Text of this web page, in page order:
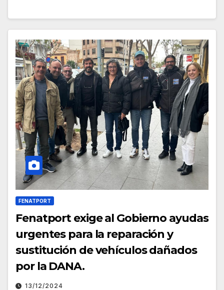
FENATPORT
Fenatport exige al Gobierno ayudas
urgentes para la reparación y
sustitución de vehículos dañados
por la DANA.
13/12/2024